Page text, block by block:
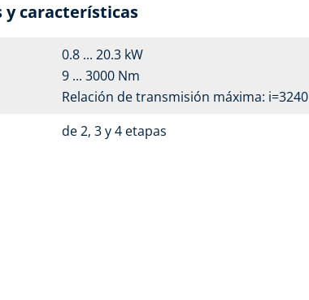
y características
0.8 ... 20.3 kW
9 ... 3000 Nm
Relación de transmisión máxima: i=3240
de 2, 3 y 4 etapas